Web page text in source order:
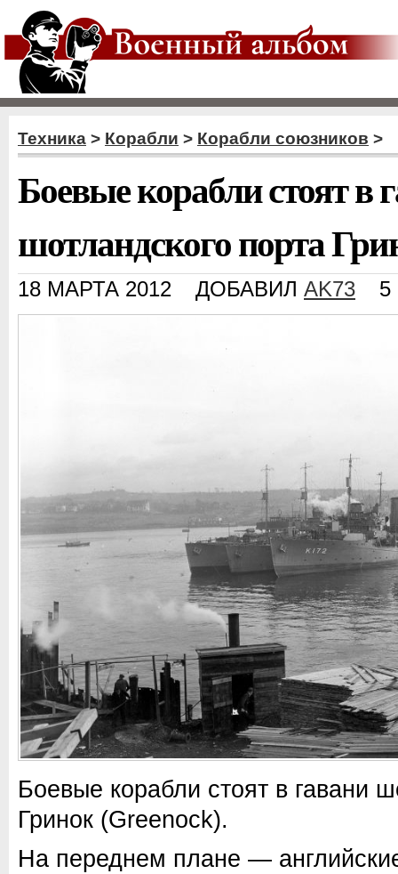
Техника > Корабли > Корабли союзников >
Боевые корабли стоят в
шотландского порта
18 МАРТА 2012 ДОБАВИЛ AK73
Боевые корабли стоят в гавани
Гринок (Greenock).
На переднем плане —